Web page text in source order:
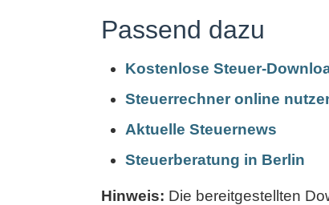
Passend dazu
Kostenlose Steuer-
Steuerrechner online
Aktuelle Steuernews
Steuerberatung in Berlin
Hinweis: Die bereitgestellten